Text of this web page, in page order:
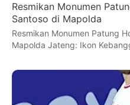
Resmikan Monumen
Santoso di Mapolda
Resmikan Monumen Patung
Mapolda Jateng: Ikon